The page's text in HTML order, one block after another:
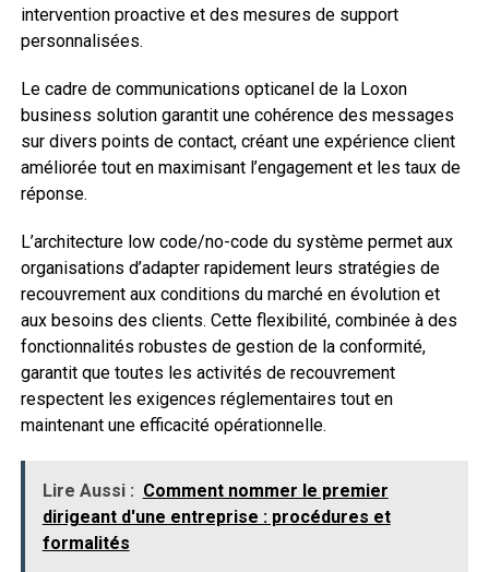
intervention proactive et des mesures de support
personnalisées.
Le cadre de communications opticanel de la Loxon
business solution garantit une cohérence des messages
sur divers points de contact, créant une expérience client
améliorée tout en maximisant l’engagement et les taux de
réponse.
L’architecture low code/no-code du système permet aux
organisations d’adapter rapidement leurs stratégies de
recouvrement aux conditions du marché en évolution et
aux besoins des clients. Cette flexibilité, combinée à des
fonctionnalités robustes de gestion de la conformité,
garantit que toutes les activités de recouvrement
respectent les exigences réglementaires tout en
maintenant une efficacité opérationnelle.
Lire Aussi : Comment nommer le premier
dirigeant d'une entreprise : procédures et
formalités